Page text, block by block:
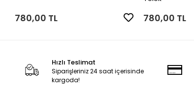
780,00 TL 780,00 TL
Hızlı Teslimat
Siparişleriniz 24 saat içerisinde
kargoda!